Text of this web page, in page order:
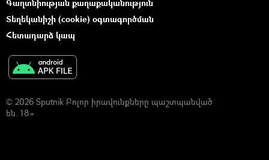
Գաղտնիության քաղաքականություն
Տեղեկանիշի (cookie) օգտագործման
Հետադարձ կապ
© 2026 Sputnik Բոլոր իրավունքները պաշտպանված
են. 18+